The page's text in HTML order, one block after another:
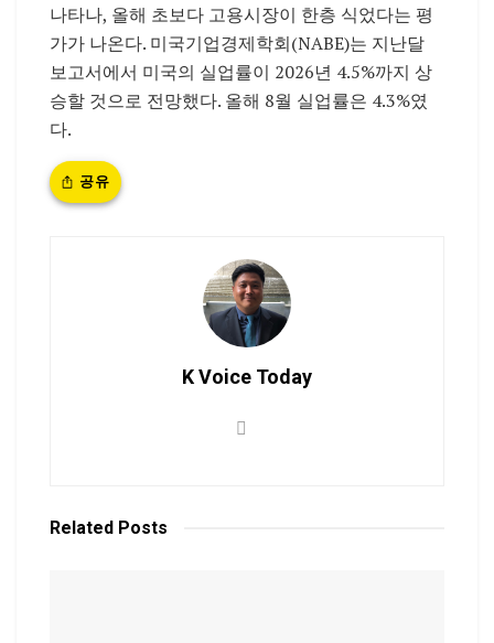
나타나, 올해 초보다 고용시장이 한층 식었다는 평
가가 나온다. 미국기업경제학회(NABE)는 지난달
보고서에서 미국의 실업률이 2026년 4.5%까지 상
승할 것으로 전망했다. 올해 8월 실업률은 4.3%였
다.
공유
K Voice Today
Related Posts